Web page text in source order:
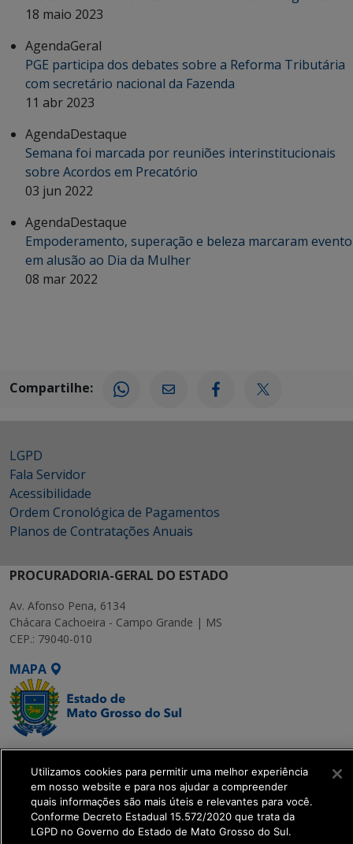
18 maio 2023
AgendaGeral
PGE participa dos debates sobre a Reforma Tributária
com secretário nacional da Fazenda
11 abr 2023
AgendaDestaque
Semana foi marcada por reuniões interinstitucionais
sobre Acordos em Precatório
03 jun 2022
AgendaDestaque
Empoderamento, superação e beleza marcaram evento
em alusão ao Dia da Mulher
08 mar 2022
Compartilhe:
LGPD
Fala Servidor
Acessibilidade
Ordem Cronológica de Pagamentos
Planos de Contratações Anuais
PROCURADORIA-GERAL DO ESTADO
Av. Afonso Pena, 6134
Chácara Cachoeira - Campo Grande | MS
CEP.: 79040-010
MAPA
SETDIG | Secretaria-
Executiva de
Transformação Digital
get_footer();
Utilizamos cookies para permitir uma melhor experiência
em nosso website e para nos ajudar a compreender
quais informações são mais úteis e relevantes para você.
Conforme Decreto Estadual 15.572/2020 que trata da
LGPD no Governo do Estado de Mato Grosso do Sul.